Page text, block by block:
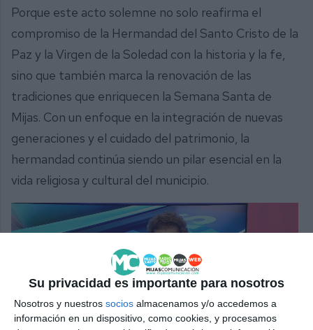
Su privacidad es importante para nosotros
Nosotros y nuestros socios almacenamos y/o accedemos a
información en un dispositivo, como cookies, y procesamos
Porque este acto solemne no solo reafirma el
compromiso de la Hermandad del Santo Cristo de la
Paz y la Virgen de la Soledad con la historia y la fe,
sino que también marca la renovación de las
tradiciones que enriquecen la Semana Santa de
Mijas. Con un enfoque en la integración de nuevas
generaciones y el cuidado del patrimonio, la
hermandad continúa siendo un pilar esencial en la
vida religiosa y cultural del municipio.